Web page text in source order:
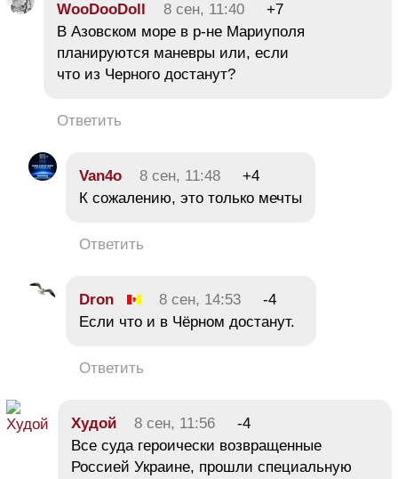
WooDooDoll 8 сен, 11:40
+7
В Азовском море в р-не Мариуполя
планируются маневры или, если
что из Черного достанут?
Ответить
Van4o 8 сен, 11:48
+4
К сожалению, это только мечты
Ответить
Dron 8 сен, 14:53
-4
Если что и в Чёрном достанут.
Ответить
Худой 8 сен, 11:56
-4
Все суда героически возвращенные
Россией Украине, прошли специальную